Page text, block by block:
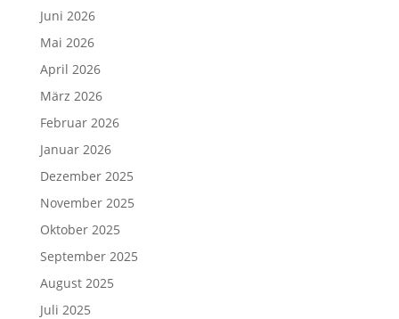
Juni 2026
Mai 2026
April 2026
März 2026
Februar 2026
Januar 2026
Dezember 2025
November 2025
Oktober 2025
September 2025
August 2025
Juli 2025